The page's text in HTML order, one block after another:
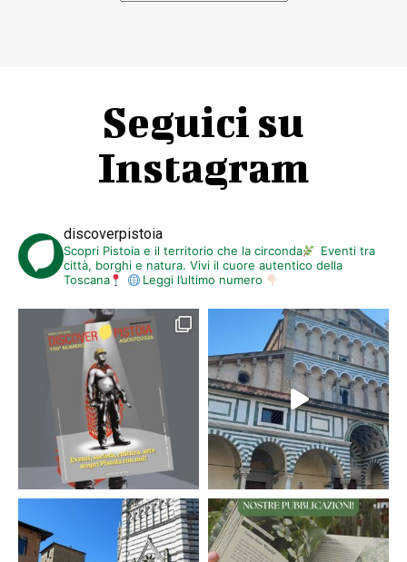
Seguici su
Instagram
discoverpistoia
Scopri Pistoia e il territorio che la circonda
Eventi tra
città, borghi e natura. Vivi il cuore autentico della
Toscana
Leggi l’ultimo numero